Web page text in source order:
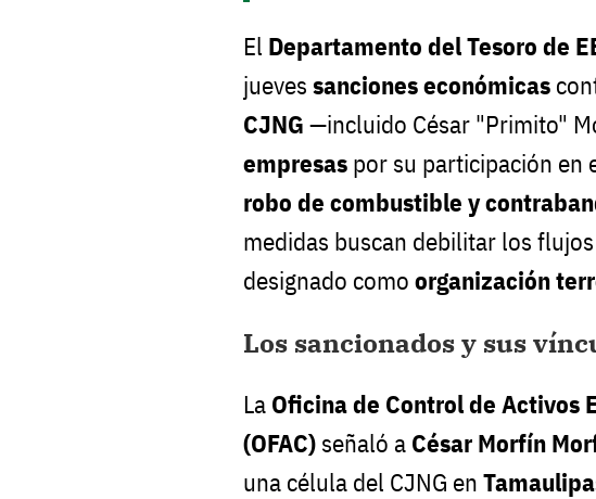
El Departamento del Tesoro de
jueves sanciones económicas
CJNG —incluido César "Primito"
empresas por su participación en
robo de combustible y
medidas buscan debilitar los
designado como organización
Los sancionados y sus
La Oficina de Control de Activos
(OFAC) señaló a César Morfín
una célula del CJNG en